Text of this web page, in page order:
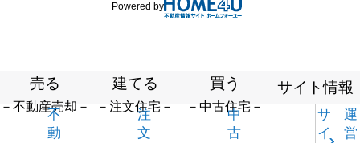
Powered by
売る
－不動産売却－
不
動
建てる
－注文住宅－
注
文
買う
－中古住宅－
中
古
サイト情報
サ
イ
運
営